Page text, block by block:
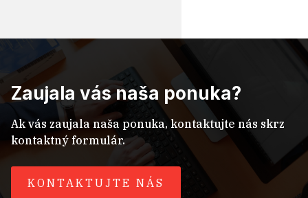
Zaujala vás naša ponuka?
Ak vás zaujala naša ponuka, kontaktujte nás skrz
kontaktný formulár.
KONTAKTUJTE NÁS